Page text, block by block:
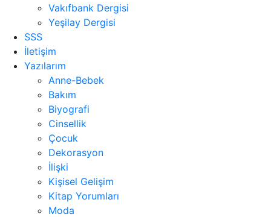
Vakıfbank Dergisi
Yeşilay Dergisi
SSS
İletişim
Yazılarım
Anne-Bebek
Bakım
Biyografi
Cinsellik
Çocuk
Dekorasyon
İlişki
Kişisel Gelişim
Kitap Yorumları
Moda